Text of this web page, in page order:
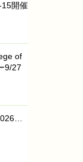
15開催
of
9/27